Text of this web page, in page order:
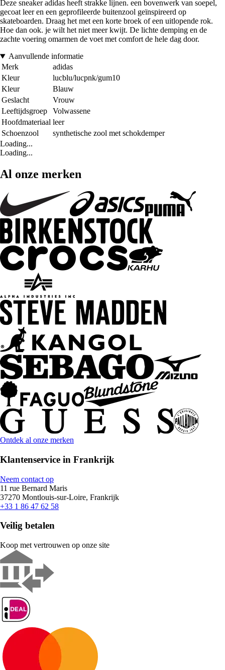
Deze sneaker adidas heeft strakke lijnen. een bovenwerk van soepel,
gecoat leer en een geprofileerde buitenzool geïnspireerd op
skateboarden. Draag het met een korte broek of een uitlopende rok.
Hoe dan ook. je wilt het niet meer kwijt. De lichte demping en de
zachte voering omarmen de voet met comfort de hele dag door.
Aanvullende informatie
Merk
adidas
Kleur
lucblu/lucpnk/gum10
Kleur
Blauw
Geslacht
Vrouw
Leeftijdsgroep
Volwassene
Hoofdmateriaal leer
Schoenzool
synthetische zool met schokdemper
Loading...
Loading...
Al onze merken
Ontdek al onze merken
Klantenservice in Frankrijk
Neem contact op
11 rue Bernard Maris
37270 Montlouis-sur-Loire, Frankrijk
+33 1 86 47 62 58
Veilig betalen
Koop met vertrouwen op onze site